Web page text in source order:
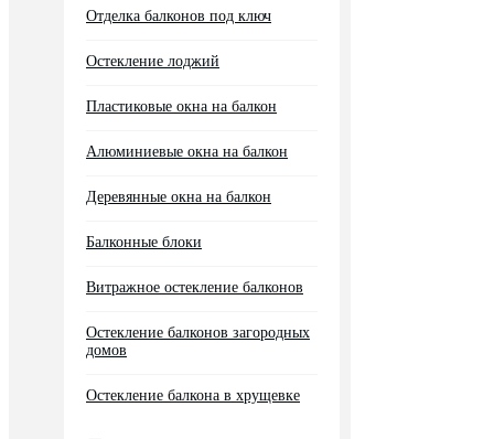
Отделка балконов под ключ
Остекление лоджий
Пластиковые окна на балкон
Алюминиевые окна на балкон
Деревянные окна на балкон
Балконные блоки
Витражное остекление балконов
Остекление балконов загородных
домов
Остекление балкона в хрущевке